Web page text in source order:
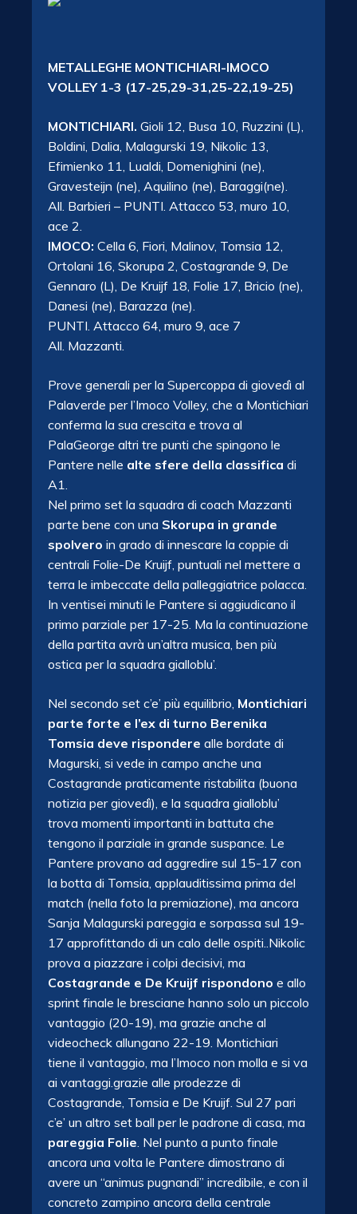
METALLEGHE MONTICHIARI-IMOCO
VOLLEY 1-3 (17-25,29-31,25-22,19-25)
MONTICHIARI. Gioli 12, Busa 10, Ruzzini (L),
Boldini, Dalia, Malagurski 19, Nikolic 13,
Efimienko 11, Lualdi, Domenighini (ne),
Gravesteijn (ne), Aquilino (ne), Baraggi(ne).
All. Barbieri – PUNTI. Attacco 53, muro 10,
ace 2.
IMOCO: Cella 6, Fiori, Malinov, Tomsia 12,
Ortolani 16, Skorupa 2, Costagrande 9, De
Gennaro (L), De Kruijf 18, Folie 17, Bricio (ne),
Danesi (ne), Barazza (ne).
PUNTI. Attacco 64, muro 9, ace 7
All. Mazzanti.
Prove generali per la Supercoppa di giovedì al
Palaverde per l’Imoco Volley, che a Montichiari
conferma la sua crescita e trova al
PalaGeorge altri tre punti che spingono le
Pantere nelle alte sfere della classifica di
A1.
Nel primo set la squadra di coach Mazzanti
parte bene con una Skorupa in grande
spolvero in grado di innescare la coppie di
centrali Folie-De Kruijf, puntuali nel mettere a
terra le imbeccate della palleggiatrice polacca.
In ventisei minuti le Pantere si aggiudicano il
primo parziale per 17-25. Ma la continuazione
della partita avrà un’altra musica, ben più
ostica per la squadra gialloblu’.
Nel secondo set c’e’ più equilibrio, Montichiari
parte forte e l’ex di turno Berenika
Tomsia deve rispondere alle bordate di
Magurski, si vede in campo anche una
Costagrande praticamente ristabilita (buona
notizia per giovedì), e la squadra gialloblu’
trova momenti importanti in battuta che
tengono il parziale in grande suspance. Le
Pantere provano ad aggredire sul 15-17 con
la botta di Tomsia, applauditissima prima del
match (nella foto la premiazione), ma ancora
Sanja Malagurski pareggia e sorpassa sul 19-
17 approfittando di un calo delle ospiti..Nikolic
prova a piazzare i colpi decisivi, ma
Costagrande e De Kruijf rispondono e allo
sprint finale le bresciane hanno solo un piccolo
vantaggio (20-19), ma grazie anche al
videocheck allungano 22-19. Montichiari
tiene il vantaggio, ma l’Imoco non molla e si va
ai vantaggi.grazie alle prodezze di
Costagrande, Tomsia e De Kruijf. Sul 27 pari
c’e’ un altro set ball per le padrone di casa, ma
pareggia Folie. Nel punto a punto finale
ancora una volta le Pantere dimostrano di
avere un “animus pugnandi” incredibile, e con il
concreto zampino ancora della centrale